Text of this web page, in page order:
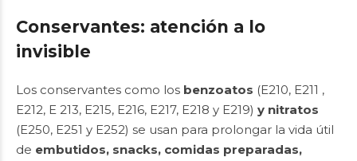
Conservantes: atención a lo
invisible
Los conservantes como los benzoatos (E210, E211 ,
E212, E 213, E215, E216, E217, E218 y E219) y nitratos
(E250, E251 y E252) se usan para prolongar la vida útil
de embutidos, snacks, comidas preparadas,